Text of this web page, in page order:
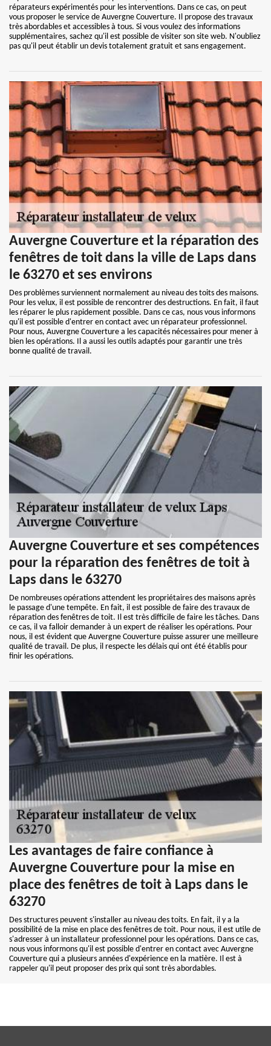
réparateurs expérimentés pour les interventions. Dans ce cas, on peut
vous proposer le service de Auvergne Couverture. Il propose des travaux
très abordables et accessibles à tous. Si vous voulez des informations
supplémentaires, sachez qu'il est possible de visiter son site web. N'oubliez
pas qu'il peut établir un devis totalement gratuit et sans engagement.
Auvergne Couverture et la réparation des
fenêtres de toit dans la ville de Laps dans
le 63270 et ses environs
Des problèmes surviennent normalement au niveau des toits des maisons.
Pour les velux, il est possible de rencontrer des destructions. En fait, il faut
les réparer le plus rapidement possible. Dans ce cas, nous vous informons
qu'il est possible d'entrer en contact avec un réparateur professionnel.
Pour nous, Auvergne Couverture a les capacités nécessaires pour mener à
bien les opérations. Il a aussi les outils adaptés pour garantir une très
bonne qualité de travail.
Auvergne Couverture et ses compétences
pour la réparation des fenêtres de toit à
Laps dans le 63270
De nombreuses opérations attendent les propriétaires des maisons après
le passage d'une tempête. En fait, il est possible de faire des travaux de
réparation des fenêtres de toit. Il est très difficile de faire les tâches. Dans
ce cas, il va falloir demander à un expert de réaliser les opérations. Pour
nous, il est évident que Auvergne Couverture puisse assurer une meilleure
qualité de travail. De plus, il respecte les délais qui ont été établis pour
finir les opérations.
Les avantages de faire confiance à
Auvergne Couverture pour la mise en
place des fenêtres de toit à Laps dans le
63270
Des structures peuvent s'installer au niveau des toits. En fait, il y a la
possibilité de la mise en place des fenêtres de toit. Pour nous, il est utile de
s'adresser à un installateur professionnel pour les opérations. Dans ce cas,
nous vous informons qu'il est possible d'entrer en contact avec Auvergne
Couverture qui a plusieurs années d'expérience en la matière. Il est à
rappeler qu'il peut proposer des prix qui sont très abordables.